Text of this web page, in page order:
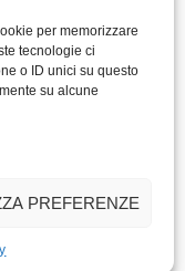
per memorizzare
tecnologie ci
o ID unici su questo
su alcune
PREFERENZE